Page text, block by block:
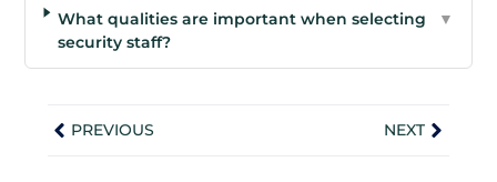
What qualities are important when selecting
security staff?
▼
PREVIOUS NEXT